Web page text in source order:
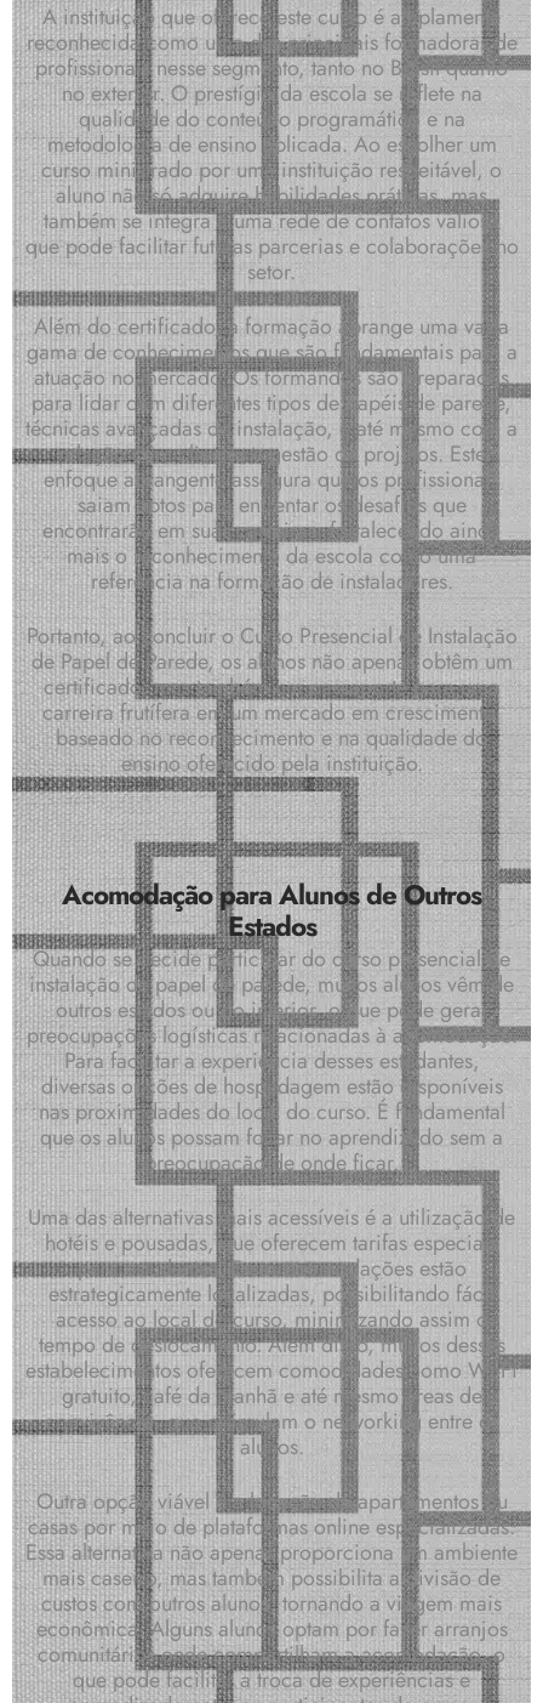
A instituição que oferece este curso é amplamente
reconhecida como uma das principais formadoras de
profissionais nesse segmento, tanto no Brasil quanto
no exterior. O prestígio da escola se reflete na
qualidade do conteúdo programático e na
metodologia de ensino aplicada. Ao escolher um
curso ministrado por uma instituição respeitável, o
aluno não só adquire habilidades práticas, mas
também se integra a uma rede de contatos valiosa
que pode facilitar futuras parcerias e colaborações no
setor.
Além do certificado, a formação abrange uma vasta
gama de conhecimentos que são fundamentais para a
atuação no mercado. Os formandos são preparados
para lidar com diferentes tipos de papéis de parede,
técnicas avançadas de instalação, e até mesmo com a
relação com clientes e gestão de projetos. Este
enfoque abrangente assegura que os profissionais
saiam aptos para enfrentar os desafios que
encontrarão em suas carreiras, fortalecendo ainda
mais o reconhecimento da escola como uma
referência na formação de instaladores.
Portanto, ao concluir o Curso Presencial de Instalação
de Papel de Parede, os alunos não apenas obtêm um
certificado, mas também um passaporte para uma
carreira frutífera em um mercado em crescimento,
baseado no reconhecimento e na qualidade do
ensino oferecido pela instituição.
Acomodação para Alunos de Outros
Estados
Quando se decide participar do curso presencial de
instalação de papel de parede, muitos alunos vêm de
outros estados ou do interior, o que pode gerar
preocupações logísticas relacionadas à acomodação.
Para facilitar a experiência desses estudantes,
diversas opções de hospedagem estão disponíveis
nas proximidades do local do curso. É fundamental
que os alunos possam focar no aprendizado sem a
preocupação de onde ficar.
Uma das alternativas mais acessíveis é a utilização de
hotéis e pousadas, que oferecem tarifas especiais
para estudantes. Essas acomodações estão
estrategicamente localizadas, possibilitando fácil
acesso ao local do curso, minimizando assim o
tempo de deslocamento. Além disso, muitos desses
estabelecimentos oferecem comodidades como Wi-Fi
gratuito, café da manhã e até mesmo áreas de
convivência, que estimulam o networking entre os
alunos.
Outra opção viável é a locação de apartamentos ou
casas por meio de plataformas online especializadas.
Essa alternativa não apenas proporciona um ambiente
mais caseiro, mas também possibilita a divisão de
custos com outros alunos, tornando a viagem mais
econômica. Alguns alunos optam por fazer arranjos
comunitários onde compartilham a acomodação, o
que pode facilitar a troca de experiências e